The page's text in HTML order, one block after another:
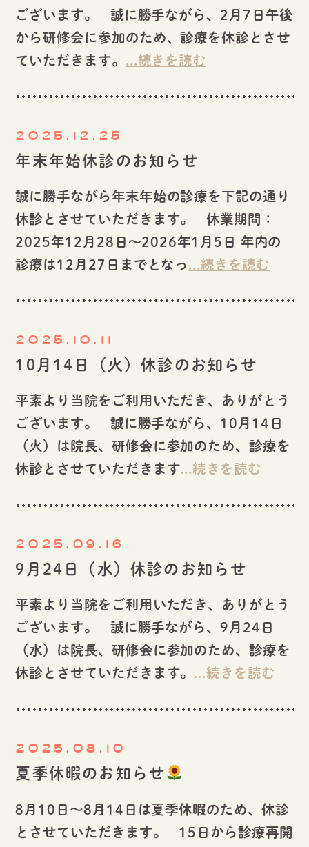
ございます。 誠に勝手ながら、2月7日午後
から研修会に参加のため、診療を休診とさせ
ていただきます。 ...続きを読む
2025.12.25
年末年始休診のお知らせ
誠に勝手ながら年末年始の診療を下記の通り
休診とさせていただきます。 休業期間：
2025年12月28日〜2026年1月5日 年内の
診療は12月27日までとなっ ...続きを読む
2025.10.11
10月14日（火）休診のお知らせ
平素より当院をご利用いただき、ありがとう
ございます。 誠に勝手ながら、10月14日
（火）は院長、研修会に参加のため、診療を
休診とさせていただきます...続きを読む
2025.09.16
9月24日（水）休診のお知らせ
平素より当院をご利用いただき、ありがとう
ございます。 誠に勝手ながら、9月24日
（水）は院長、研修会に参加のため、診療を
休診とさせていただきます。 ...続きを読む
2025.08.10
夏季休暇のお知らせ
8月10日〜8月14日は夏季休暇のため、休診
とさせていただきます。 15日から診療再開